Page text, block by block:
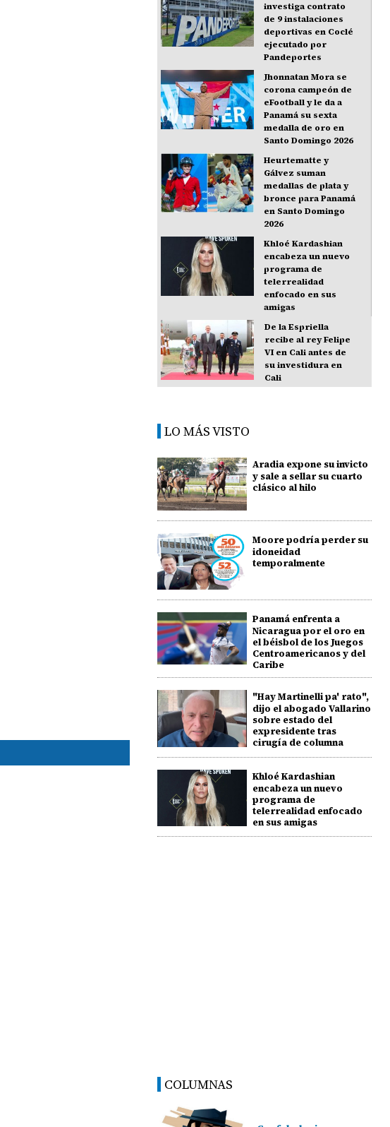
investiga contrato
de 9 instalaciones
deportivas en Coclé
ejecutado por
Pandeportes
Jhonnatan Mora se
corona campeón de
eFootball y le da a
Panamá su sexta
medalla de oro en
Santo Domingo 2026
Heurtematte y
Gálvez suman
medallas de plata y
bronce para Panamá
en Santo Domingo
2026
Khloé Kardashian
encabeza un nuevo
programa de
telerrealidad
enfocado en sus
amigas
De la Espriella
recibe al rey Felipe
VI en Cali antes de
su investidura en
Cali
LO MÁS VISTO
Aradia expone su invicto
y sale a sellar su cuarto
clásico al hilo
Moore podría perder su
idoneidad
temporalmente
Panamá enfrenta a
Nicaragua por el oro en
el béisbol de los Juegos
Centroamericanos y del
Caribe
"Hay Martinelli pa' rato",
dijo el abogado Vallarino
sobre estado del
expresidente tras
cirugía de columna
Khloé Kardashian
encabeza un nuevo
programa de
telerrealidad enfocado
en sus amigas
COLUMNAS